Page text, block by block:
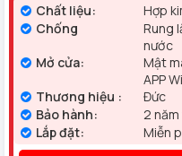
Chất liệu:
Hợp
Chống
Rung
nước
Mở cửa:
Mật
APP
Thương hiệu :
Đức
Bảo hành:
2
Lắp đặt:
Miễn